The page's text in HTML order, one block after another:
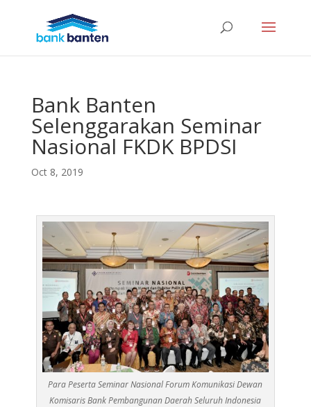
Bank Banten
Selenggarakan Seminar
Nasional FKDK BPDSI
Oct 8, 2019
Para Peserta Seminar Nasional Forum Komunikasi Dewan
Komisaris Bank Pembangunan Daerah Seluruh Indonesia